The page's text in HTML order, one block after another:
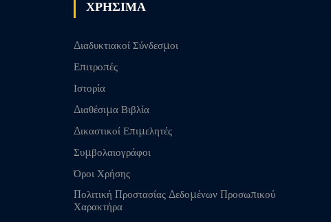
ΧΡΗΣΙΜΑ
Διαδυκτιακοί Σύνδεσμοι
Επιτροπές
Ιστορία
Διαθέσιμα Βιβλία
Δικαστικοί Επιμελητές
Συμβολαιογράφοι
Όροι Χρήσης
Πολιτική Προστασίας Δεδομένων Προσωπικού
Χαρακτήρα